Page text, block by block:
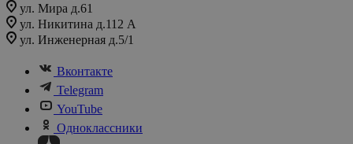
ул. Мира д.61
ул. Никитина д.112 А
ул. Инженерная д.5/1
Вконтакте
Telegram
YouTube
Одноклассники